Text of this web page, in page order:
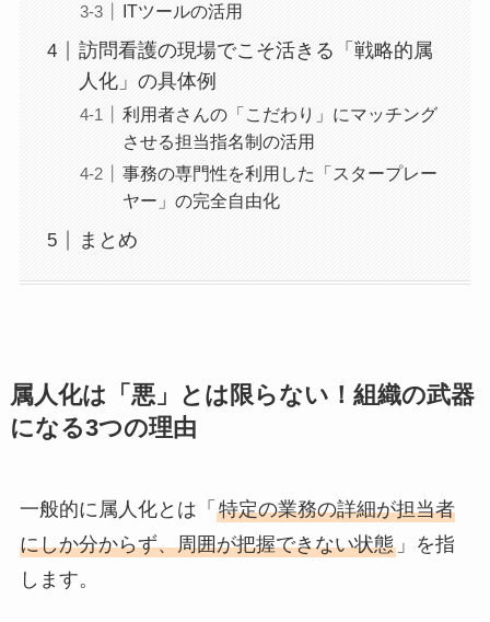
ITツールの活用
訪問看護の現場でこそ活きる「戦略的属
人化」の具体例
利用者さんの「こだわり」にマッチング
させる担当指名制の活用
事務の専門性を利用した「スタープレー
ヤー」の完全自由化
まとめ
属人化は「悪」とは限らない！組織の武器
になる3つの理由
一般的に属人化とは「 特定の業務の詳細が担当者
にしか分からず、周囲が把握できない状態」を指
します。